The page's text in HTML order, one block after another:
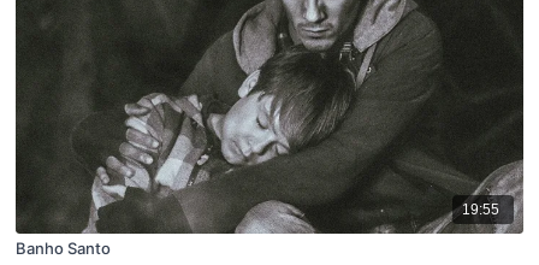
19:55
Banho Santo